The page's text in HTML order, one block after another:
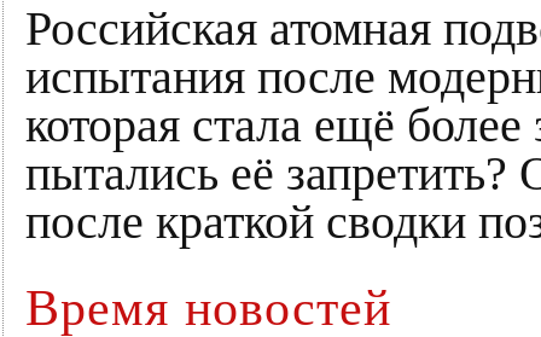
Российская атомная
испытания после
которая стала ещё
пытались её
после краткой сводки
Время новостей